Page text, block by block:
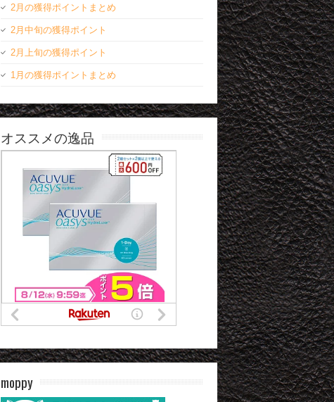
2月の獲得ポイントまとめ
2月中旬の獲得ポイント
2月上旬の獲得ポイント
1月の獲得ポイントまとめ
オススメの逸品
moppy